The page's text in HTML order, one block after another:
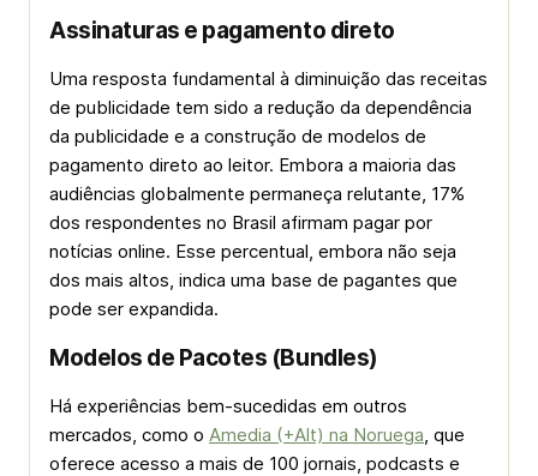
Assinaturas e pagamento direto
Uma resposta fundamental à diminuição das receitas
de publicidade tem sido a redução da dependência
da publicidade e a construção de modelos de
pagamento direto ao leitor. Embora a maioria das
audiências globalmente permaneça relutante, 17%
dos respondentes no Brasil afirmam pagar por
notícias online. Esse percentual, embora não seja
dos mais altos, indica uma base de pagantes que
pode ser expandida.
Modelos de Pacotes (Bundles)
Há experiências bem-sucedidas em outros
mercados, como o Amedia (+Alt) na Noruega, que
oferece acesso a mais de 100 jornais, podcasts e